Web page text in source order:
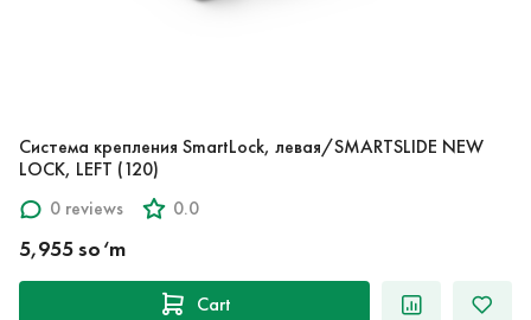
Система крепления SmartLock, левая/SMARTSLIDE NEW
LOCK, LEFT (120)
0 reviews
0.0
5,955 so‘m
Cart